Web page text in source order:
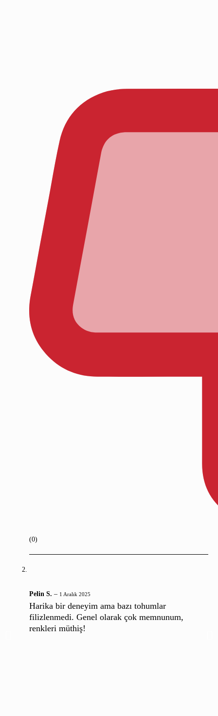
(0)
Pelin S. – 1 Aralık 2025
Harika bir deneyim ama bazı tohumlar
filizlenmedi. Genel olarak çok memnunum,
renkleri müthiş!